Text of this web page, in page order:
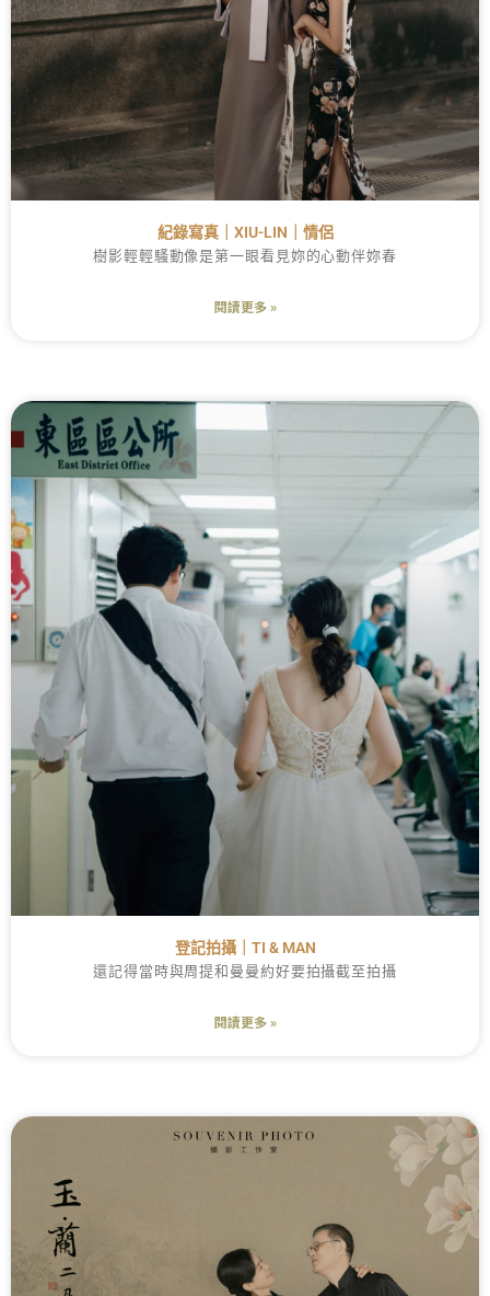
紀錄寫真｜XIU-LIN｜情侶
樹影輕輕騷動像是第一眼看見妳的心動伴妳春
閱讀更多 »
登記拍攝｜TI & MAN
還記得當時與周提和曼曼約好要拍攝截至拍攝
閱讀更多 »